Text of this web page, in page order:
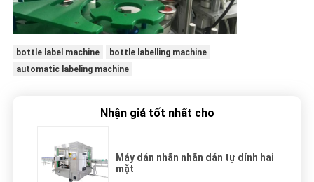
bottle label machine
bottle labelling machine
automatic labeling machine
Nhận giá tốt nhất cho
Máy dán nhãn nhãn dán tự dính hai
mặt